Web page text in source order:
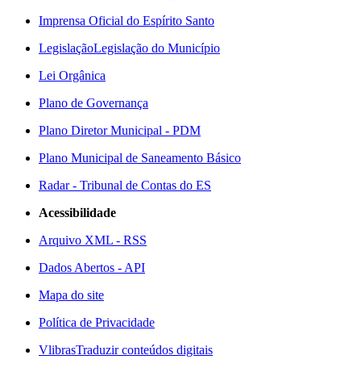
Imprensa Oficial do Espírito Santo
LegislaçãoLegislação do Município
Lei Orgânica
Plano de Governança
Plano Diretor Municipal - PDM
Plano Municipal de Saneamento Básico
Radar - Tribunal de Contas do ES
Acessibilidade
Arquivo XML - RSS
Dados Abertos - API
Mapa do site
Política de Privacidade
VlibrasTraduzir conteúdos digitais